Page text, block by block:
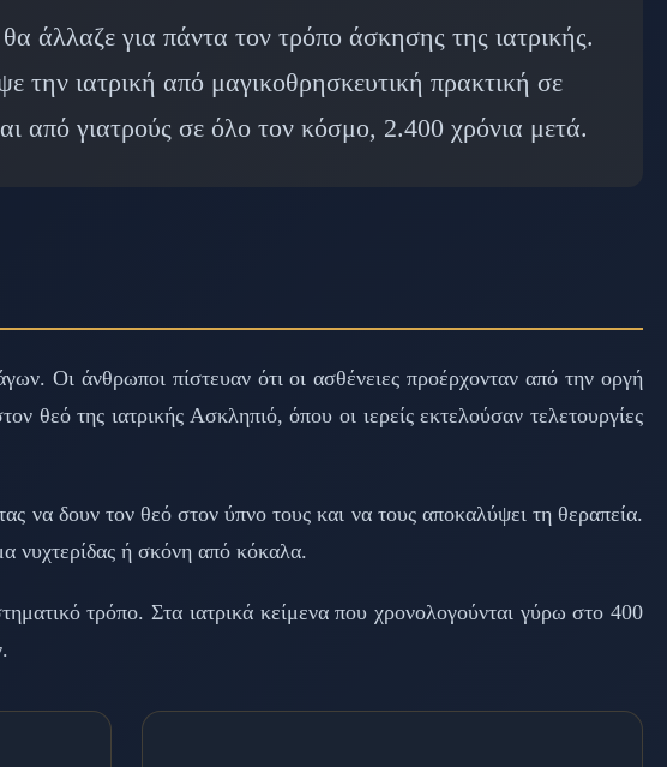
Ιατρική
άλλαζε για πάντα τον τρόπο άσκησης της ιατρικής.
ιατρική από μαγικοθρησκευτική πρακτική σε
από γιατρούς σε όλο τον κόσμο, 2.400 χρόνια μετά.
Οι άνθρωποι πίστευαν ότι οι ασθένειες προέρχονταν από την οργή
θεό της ιατρικής Ασκληπιό, όπου οι ιερείς εκτελούσαν τελετουργίες
να δουν τον θεό στον ύπνο τους και να τους αποκαλύψει τη θεραπεία.
νυχτερίδας ή σκόνη από κόκαλα.
τρόπο. Στα ιατρικά κείμενα που χρονολογούνται γύρω στο 400